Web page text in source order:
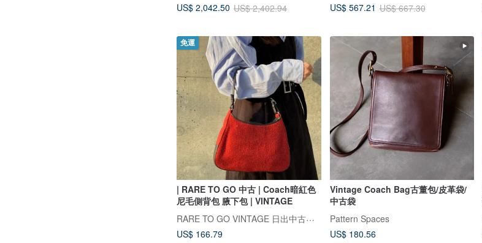
US$ 2,042.50 US$ 2,402.94
US$ 567.21 US$ 667.30
免運
| RARE TO GO 中古 | Coach暗紅色
尼毛側背包 腋下包 | VINTAGE
RARE TO GO VINTAGE 日出中古研究所 | 中古名牌選品店
US$ 166.79
Vintage Coach Bag古董包/皮革袋/
中古袋
Pattern Spaces
US$ 180.56